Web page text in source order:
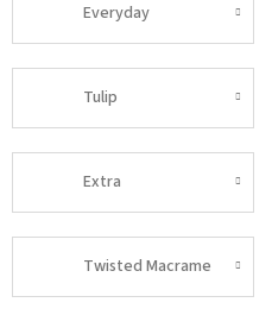
Everyday
Tulip
Extra
Twisted Macrame